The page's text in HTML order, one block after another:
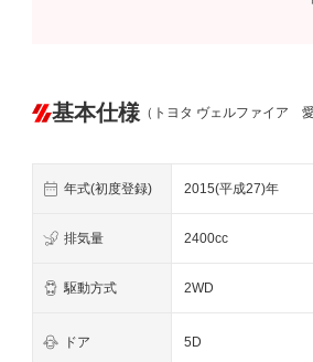
基本仕様 （トヨタ ヴェルファイア 愛
年式(初度登録) 2015(平成27)年
排気量 2400cc
駆動方式 2WD
ドア 5D